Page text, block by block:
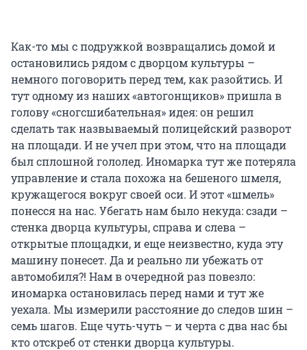
Как-то мы с подружкой возвращались домой и
остановились рядом с дворцом культуры –
немного поговорить перед тем, как разойтись. И
тут одному из наших «автогонщиков» пришла в
голову «сногсшибательная» идея: он решил
сделать так назвываемый полицейский разворот
на площади. И не учел при этом, что на площади
был сплошной гололед. Иномарка тут же потеряла
управление и стала похожа на бешеного шмеля,
кружащегося вокруг своей оси. И этот «шмель»
понесся на нас. Убегать нам было некуда: сзади –
стенка дворца культуры, справа и слева –
открытые площадки, и еще неизвестно, куда эту
машину понесет. Да и реально ли убежать от
автомобиля?! Нам в очередной раз повезло:
иномарка остановилась перед нами и тут же
уехала. Мы измерили расстояние до следов шин –
семь шагов. Еще чуть-чуть – и черта с два нас бы
кто отскреб от стенки дворца культуры.